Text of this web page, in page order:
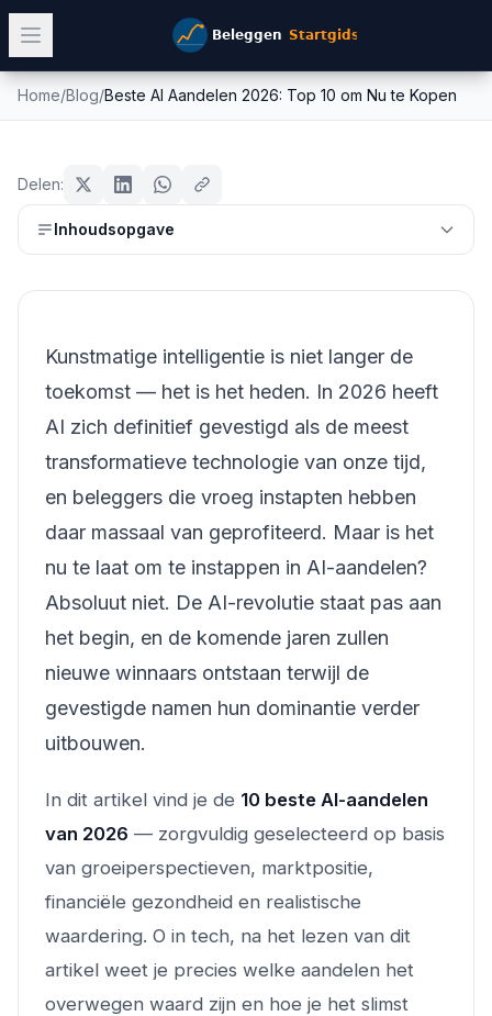
Home/Blog/Beste AI Aandelen 2026: Top 10 om Nu te Kopen
Nu te Kopen
21 maart 202615min leestijd
Delen:
Inhoudsopgave
Kunstmatige intelligentie is niet langer de
toekomst — het is het heden. In 2026 heeft
AI zich definitief gevestigd als de meest
transformatieve technologie van onze tijd,
en beleggers die vroeg instapten hebben
daar massaal van geprofiteerd. Maar is het
nu te laat om te instappen in AI-aandelen?
Absoluut niet. De AI-revolutie staat pas aan
het begin, en de komende jaren zullen
nieuwe winnaars ontstaan terwijl de
gevestigde namen hun dominantie verder
uitbouwen.
In dit artikel vind je de 10 beste AI-aandelen
van 2026 — zorgvuldig geselecteerd op basis
van groeiperspectieven, marktpositie,
financiële gezondheid en realistische
waardering. O in tech, na het lezen van dit
artikel weet je precies welke aandelen het
overwegen waard zijn en hoe je het slimst